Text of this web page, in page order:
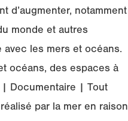
d’augmenter, notamment
monde et autres
les mers et océans.
océans, des espaces à
Documentaire | Tout
par la mer en raison